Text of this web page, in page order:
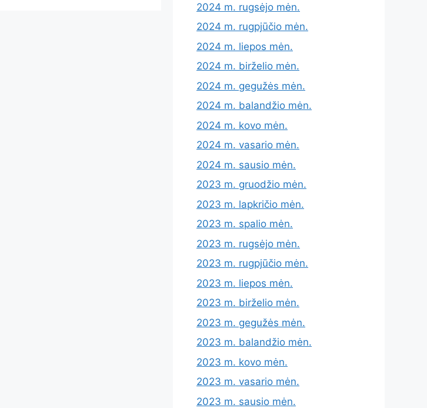
2024 m. rugsėjo mėn.
2024 m. rugpjūčio mėn.
2024 m. liepos mėn.
2024 m. birželio mėn.
2024 m. gegužės mėn.
2024 m. balandžio mėn.
2024 m. kovo mėn.
2024 m. vasario mėn.
2024 m. sausio mėn.
2023 m. gruodžio mėn.
2023 m. lapkričio mėn.
2023 m. spalio mėn.
2023 m. rugsėjo mėn.
2023 m. rugpjūčio mėn.
2023 m. liepos mėn.
2023 m. birželio mėn.
2023 m. gegužės mėn.
2023 m. balandžio mėn.
2023 m. kovo mėn.
2023 m. vasario mėn.
2023 m. sausio mėn.